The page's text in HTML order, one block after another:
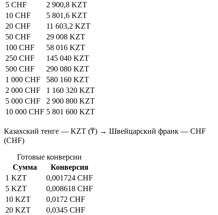
5 CHF
2 900,8 KZT
10 CHF
5 801,6 KZT
20 CHF
11 603,2 KZT
50 CHF
29 008 KZT
100 CHF
58 016 KZT
250 CHF
145 040 KZT
500 CHF
290 080 KZT
1 000 CHF
580 160 KZT
2 000 CHF
1 160 320 KZT
5 000 CHF
2 900 800 KZT
10 000 CHF 5 801 600 KZT
Казахский тенге — KZT (₸) → Швейцарский франк — CHF
(CHF)
Готовые конверсии
Сумма
Конверсия
1 KZT
0,001724 CHF
5 KZT
0,008618 CHF
10 KZT
0,0172 CHF
20 KZT
0,0345 CHF